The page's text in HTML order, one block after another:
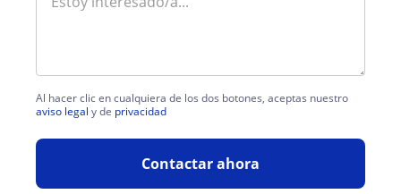
Al hacer clic en cualquiera de los dos botones, aceptas nuestro
aviso legal y de privacidad
Contactar ahora